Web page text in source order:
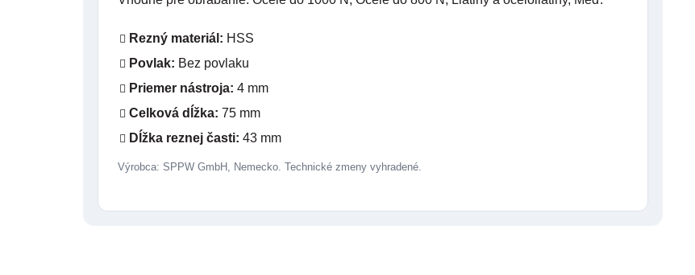
Rezný materiál: HSS
Povlak: Bez povlaku
Priemer nástroja: 4 mm
Celková dĺžka: 75 mm
Dĺžka reznej časti: 43 mm
Výrobca: SPPW GmbH, Nemecko. Technické zmeny vyhradené.